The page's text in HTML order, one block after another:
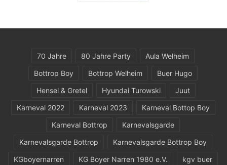
70 Jahre 80 Jahre Party
Aula Welheim
Bottrop Boy
Bottrop Welheim
Buer Hugo
Hensel & Gretel
Hyundai Turowski
Juut
Karneval 2022
Karneval 2023
Karneval Bottop Boy
Karneval Bottrop
Karnevalsgarde
Karnevalsgarde Bottrop
Karnevalsgarde Bottrop Boy
KGboyernarren
KG Boyer Narren 1980 e.V.
kgv buer